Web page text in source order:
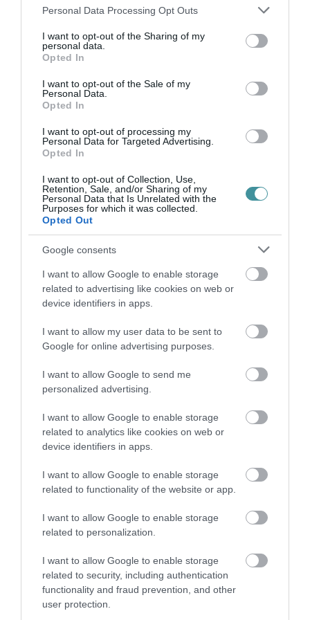
Please note that this website/app uses one or more Google
not limited to your visit or usage behaviour. You may click to
grant or deny consent to Google and its third-party tags to
use your data for below specified purposes in below Google
consent section.
Personal Data Processing Opt Outs
I want to opt-out of the Sharing of my
personal data.
Opted In
I want to opt-out of the Sale of my
Personal Data.
Opted In
I want to opt-out of processing my
Personal Data for Targeted Advertising.
Opted In
I want to opt-out of Collection, Use,
Retention, Sale, and/or Sharing of my
Personal Data that Is Unrelated with the
Purposes for which it was collected.
Opted Out
Google consents
I want to allow Google to enable storage
related to advertising like cookies on web or
device identifiers in apps.
I want to allow my user data to be sent to
Google for online advertising purposes.
I want to allow Google to send me
personalized advertising.
I want to allow Google to enable storage
related to analytics like cookies on web or
device identifiers in apps.
I want to allow Google to enable storage
related to functionality of the website or app.
I want to allow Google to enable storage
related to personalization.
I want to allow Google to enable storage
related to security, including authentication
functionality and fraud prevention, and other
user protection.
"Ez két éven belül a harmadik olyan ügye a
TASZ-nak, amelyben a munkájukat végző
újságírók jogainak védelmét sikerült elérnünk
Strasbourgban" – mondta dr. Hüttl Tivadar, a
TASZ ügyvédje azokra a korábbi ügyekre
utalva, amikor az Emberi Jogok Európai
Bírósága kimondta azt, hogy jogellenesen
illetve azt, hogy egy cikkbe linkelt videó
tartalma miatt nem vonhatnak felelősségre egy
hírportált.
Az ügyben panaszosok voltak: Bakró-Nagy
Ferenc, Fábián Tamás, Fekete Norbert,
Kaufmann Balázs, Kovács Klára és Mándli
Iván. Az ügyfeleket dr. Hüttl Tivadar, a TASZ
ügyvédje képviselte.
ugytudjuk.hu)
Úgy tűnik, teljesen elment az esze az
Országgyűlés fideszes elnökének
Ne maradjon le a legfrissebb hírekről, kövessen
VISSZA A FŐOLDALRA